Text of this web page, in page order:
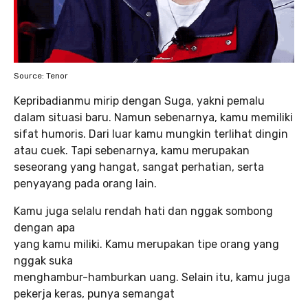
Source: Tenor
Kepribadianmu mirip dengan Suga, yakni pemalu
dalam situasi baru. Namun sebenarnya, kamu memiliki
sifat humoris. Dari luar kamu mungkin terlihat dingin
atau cuek. Tapi sebenarnya, kamu merupakan
seseorang yang hangat, sangat perhatian, serta
penyayang pada orang lain.
Kamu juga selalu rendah hati dan nggak sombong
dengan apa
yang kamu miliki. Kamu merupakan tipe orang yang
nggak suka
menghambur-hamburkan uang. Selain itu, kamu juga
pekerja keras, punya semangat